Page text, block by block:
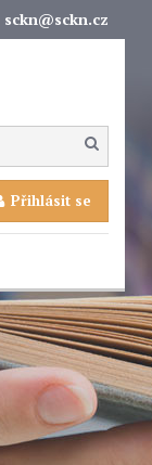
sckn@sckn.cz
Přihlásit se